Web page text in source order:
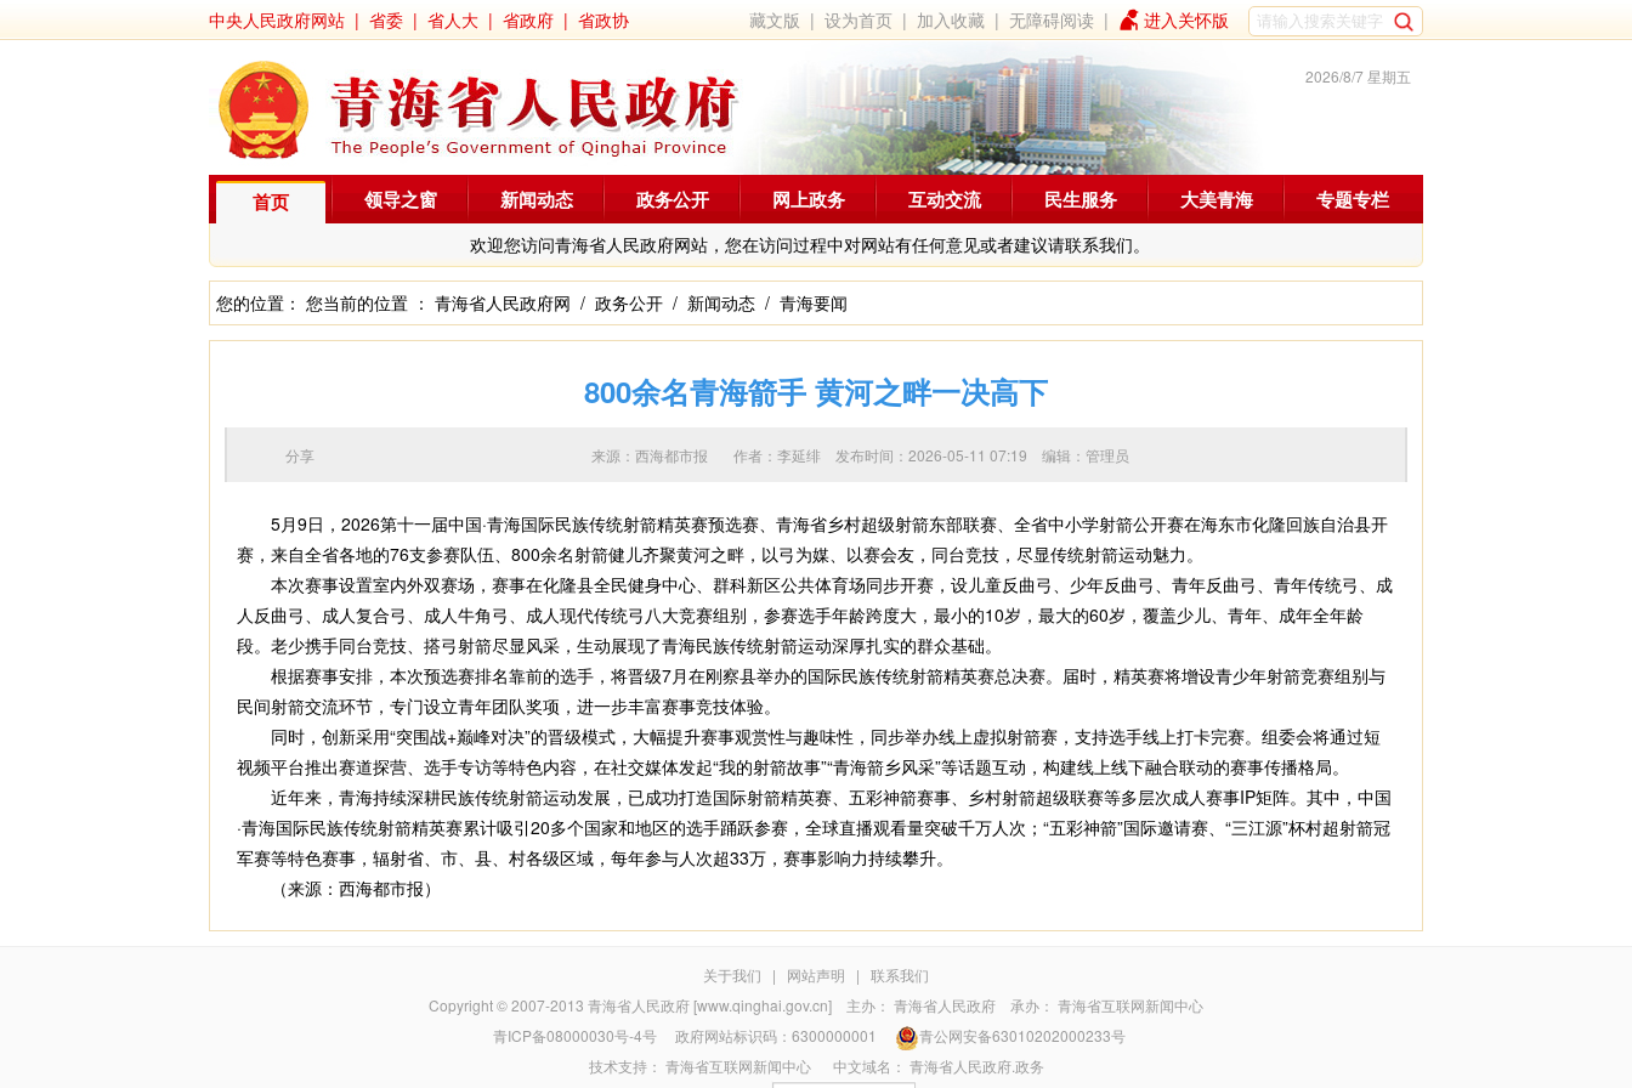
中央人民政府网站 | 省委 | 省人大 | 省政府 | 省政协 藏文版 |设为首页 | 加入收藏 |无障碍阅读 | 进入关怀版
2026/8/7 星期五
首页
欢迎您访问青海省人民政府网站，您在访问过程中对网站有任何意见或者建议请联系我们。
领导之窗 新闻动态 政务公开 网上政务 互动交流 民生服务 大美青海 专题专栏
您的位置： 您当前的位置 ： 青海省人民政府网 / 政务公开 / 新闻动态 / 青海要闻
800余名青海箭手 黄河之畔一决高下
来源：西海都市报 作者： 李延绯 发布时间：2026-05-11 07:19 编辑：管理员
分享
5月9日，2026第十一届中国·青海国际民族传统射箭精英赛预选赛、青海省乡村超级射箭东部联赛、全省中小学射箭公开赛在海东市化隆回族自治县开
赛，来自全省各地的76支参赛队伍、800余名射箭健儿齐聚黄河之畔，以弓为媒、以赛会友，同台竞技，尽显传统射箭运动魅力。
本次赛事设置室内外双赛场，赛事在化隆县全民健身中心、群科新区公共体育场同步开赛，设儿童反曲弓、少年反曲弓、青年反曲弓、青年传统弓、成
人反曲弓、成人复合弓、成人牛角弓、成人现代传统弓八大竞赛组别，参赛选手年龄跨度大，最小的10岁，最大的60岁，覆盖少儿、青年、成年全年龄
段。老少携手同台竞技、搭弓射箭尽显风采，生动展现了青海民族传统射箭运动深厚扎实的群众基础。
根据赛事安排，本次预选赛排名靠前的选手，将晋级7月在刚察县举办的国际民族传统射箭精英赛总决赛。届时，精英赛将增设青少年射箭竞赛组别与
民间射箭交流环节，专门设立青年团队奖项，进一步丰富赛事竞技体验。
同时，创新采用“突围战+巅峰对决”的晋级模式，大幅提升赛事观赏性与趣味性，同步举办线上虚拟射箭赛，支持选手线上打卡完赛。组委会将通过短
视频平台推出赛道探营、选手专访等特色内容，在社交媒体发起“我的射箭故事”“青海箭乡风采”等话题互动，构建线上线下融合联动的赛事传播格局。
近年来，青海持续深耕民族传统射箭运动发展，已成功打造国际射箭精英赛、五彩神箭赛事、乡村射箭超级联赛等多层次成人赛事IP矩阵。其中，中国
·青海国际民族传统射箭精英赛累计吸引20多个国家和地区的选手踊跃参赛，全球直播观看量突破千万人次；“五彩神箭”国际邀请赛、“三江源”杯村超射箭冠
军赛等特色赛事，辐射省、市、县、村各级区域，每年参与人次超33万，赛事影响力持续攀升。
（来源：西海都市报）
关于我们 | 网站声明 | 联系我们
Copyright © 2007-2013 青海省人民政府 [www.qinghai.gov.cn] 主办： 青海省人民政府 承办： 青海省互联网新闻中心
青ICP备08000030号-4号政府网站标识码：6300000001
青公网安备63010202000233号
技术支持： 青海省互联网新闻中心中文域名： 青海省人民政府.政务